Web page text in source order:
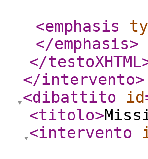
<emphasis
</emphasis>
</testoXHTML
</intervento>
<dibattito
id
<titolo>
<intervento